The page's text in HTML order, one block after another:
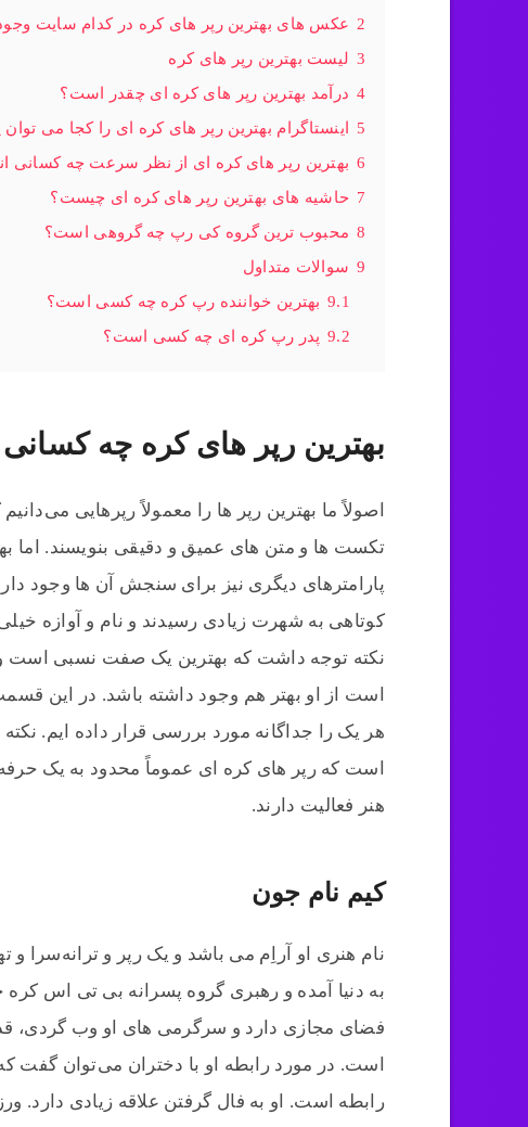
2 عکس های بهترین رپر های کره در کدام سایت
3 لیست بهترین رپر های کره
4 درآمد بهترین رپر های کره ای چقدر است؟
5 اینستاگرام بهترین رپر های کره ای را کجا می
6 بهترین رپر های کره ای از نظر سرعت چه کسانی
7 حاشیه های بهترین رپر های کره ای چیست؟
8 محبوب ترین گروه کی رپ چه گروهی است؟
9 سوالات متداول
9.1 بهترین خواننده رپ کره چه کسی است؟
9.2 پدر رپ کره ای چه کسی است؟
بهترین رپر های کره چه
اصولاً ما بهترین رپر ها را معمولاً رپرهایی
تکست ها و متن های عمیق و دقیقی بنویسند. اما
پارامترهای دیگری نیز برای سنجش آن ها وجود
کوتاهی به شهرت زیادی رسیدند و نام و آوازه
نکته توجه داشت که بهترین یک صفت نسبی است و
است از او بهتر هم وجود داشته باشد. در این
هر یک را جداگانه مورد بررسی قرار داده ایم.
است که رپر های کره ای عموماً محدود به یک
هنر فعالیت دارند.
کیم نام جون
نام هنری او آراِم می باشد و یک رپر و ترانه‌سرا
به دنیا آمده و رهبری گروه پسرانه بی تی اس
فضای مجازی دارد و سرگرمی های او وب گردی،
است. در مورد رابطه او با دختران می‌توان گفت
رابطه است. او به فال گرفتن علاقه زیادی دارد.